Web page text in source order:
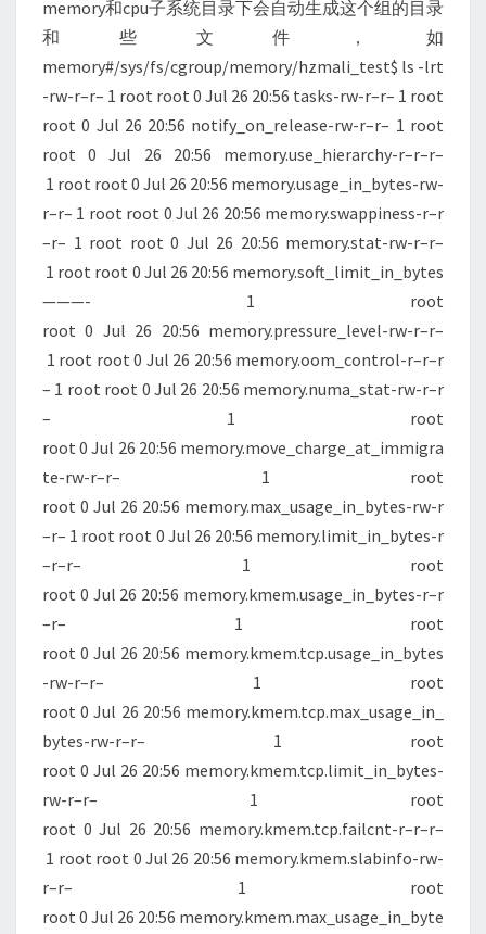
memory和cpu子系统目录下会自动生成这个组的目录
和些文件，如
memory#/sys/fs/cgroup/memory/hzmali_test$ ls -lrt
-rw-r–r– 1 root root 0 Jul 26 20:56 tasks-rw-r–r– 1 root
root 0 Jul 26 20:56 notify_on_release-rw-r–r– 1 root
root 0 Jul 26 20:56 memory.use_hierarchy-r–r–r–
1 root root 0 Jul 26 20:56 memory.usage_in_bytes-rw-
r–r– 1 root root 0 Jul 26 20:56 memory.swappiness-r–r
–r– 1 root root 0 Jul 26 20:56 memory.stat-rw-r–r–
1 root root 0 Jul 26 20:56 memory.soft_limit_in_bytes
———- 1 root
root 0 Jul 26 20:56 memory.pressure_level-rw-r–r–
1 root root 0 Jul 26 20:56 memory.oom_control-r–r–r
– 1 root root 0 Jul 26 20:56 memory.numa_stat-rw-r–r
– 1 root
root 0 Jul 26 20:56 memory.move_charge_at_immigra
te-rw-r–r– 1 root
root 0 Jul 26 20:56 memory.max_usage_in_bytes-rw-r
–r– 1 root root 0 Jul 26 20:56 memory.limit_in_bytes-r
–r–r– 1 root
root 0 Jul 26 20:56 memory.kmem.usage_in_bytes-r–r
–r– 1 root
root 0 Jul 26 20:56 memory.kmem.tcp.usage_in_bytes
-rw-r–r– 1 root
root 0 Jul 26 20:56 memory.kmem.tcp.max_usage_in_
bytes-rw-r–r– 1 root
root 0 Jul 26 20:56 memory.kmem.tcp.limit_in_bytes-
rw-r–r– 1 root
root 0 Jul 26 20:56 memory.kmem.tcp.failcnt-r–r–r–
1 root root 0 Jul 26 20:56 memory.kmem.slabinfo-rw-
r–r– 1 root
root 0 Jul 26 20:56 memory.kmem.max_usage_in_byte